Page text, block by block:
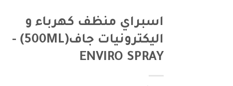
اسبراي منظف كهرباء و
اليكترونيات جاف(500ML) -
ENVIRO SPRAY